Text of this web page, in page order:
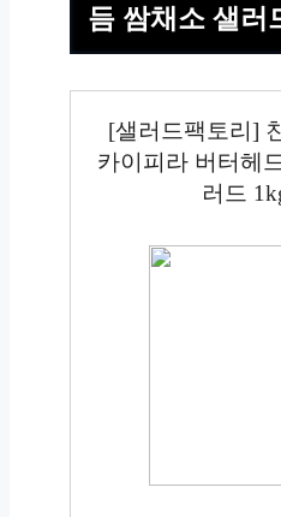
듬 쌈채소 샐러
[샐러드팩토리]
카이피라 버터헤
러드